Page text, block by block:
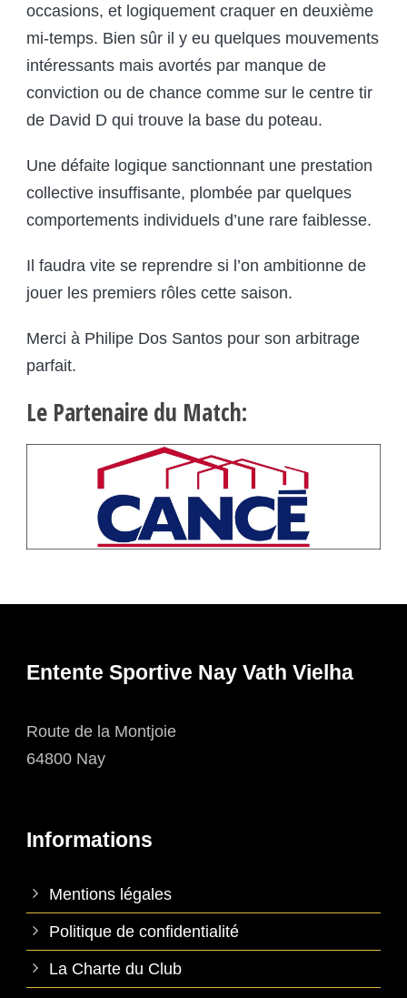
occasions, et logiquement craquer en deuxième
mi-temps. Bien sûr il y eu quelques mouvements
intéressants mais avortés par manque de
conviction ou de chance comme sur le centre tir
de David D qui trouve la base du poteau.
Une défaite logique sanctionnant une prestation
collective insuffisante, plombée par quelques
comportements individuels d’une rare faiblesse.
Il faudra vite se reprendre si l’on ambitionne de
jouer les premiers rôles cette saison.
Merci à Philipe Dos Santos pour son arbitrage
parfait.
Le Partenaire du Match:
Entente Sportive Nay Vath Vielha
Route de la Montjoie
64800 Nay
Informations
Mentions légales
Politique de confidentialité
La Charte du Club